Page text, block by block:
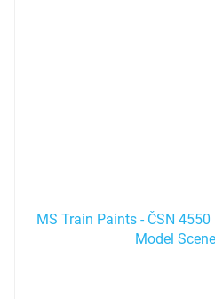
MS Train Paints - ČSN
Model